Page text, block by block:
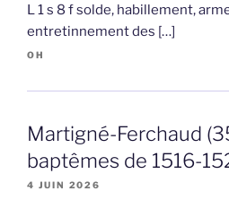
L 1 s 8 f solde, habillement,
entretinnement des […]
OH
Martigné-Ferchaud
baptêmes de 1516-
4 JUIN 2026